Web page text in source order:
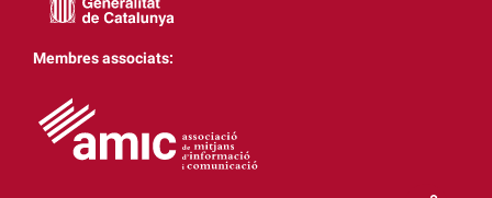
Membres associats: